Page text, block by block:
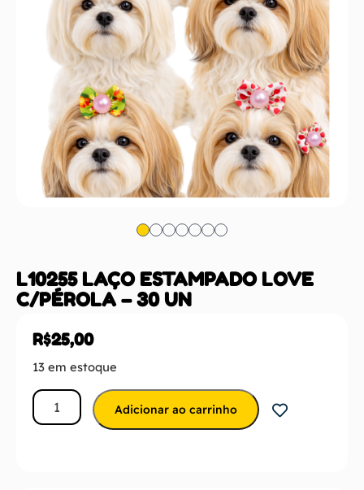
L10255 LAÇO ESTAMPADO LOVE
C/PÉROLA – 30 UN
R$25,00
13 em estoque
Adicionar ao carrinho